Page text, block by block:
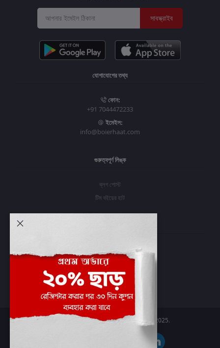
সাবস্ক্রাইব
যোগাযোগের তথ্য
ফোন:
+91 7044472233
ইমেইল:
info@boierhaat.com
গুরুত্বপূর্ণ লিঙ্ক
ব্লগ পোস্ট
টিম বইয়ের হাট
প্রবেশ করুন
অর্ডার ইতিহাস
আমার ইচ্ছাগুলি
অর্ডার ট্র্যাকিং
Boier Haat™ | © All rights reserved 2025.